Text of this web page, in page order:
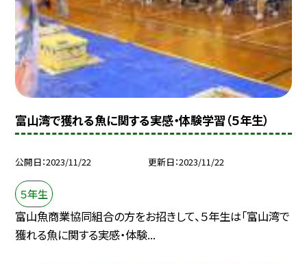
富山湾で獲れる魚に関する実感・体験学習（５年生）
公開日 2023/11/22 更新日 2023/11/22
５年生
富山魚商業協同組合の方をお招きして、５年生は「富山湾で
獲れる魚に関する実感・体験...